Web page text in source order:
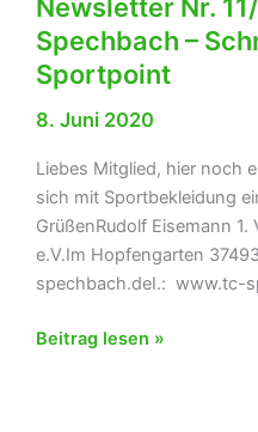
Newsletter Nr.
Spechbach –
Sportpoint
8. Juni 2020
Liebes Mitglied, hier noch
sich mit Sportbekleidung
GrüßenRudolf Eisemann
e.V.Im Hopfengarten
spechbach.deI.: www.tc-
Newsletter
Beitrag lesen »